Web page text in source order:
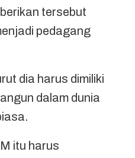
tersebut
pedagang
dia harus dimiliki
dalam dunia
itu harus